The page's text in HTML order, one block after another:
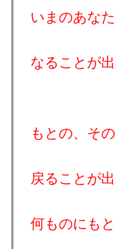
いまのあな
なることが出
もとの、そ
戻ることが出
何ものにもと